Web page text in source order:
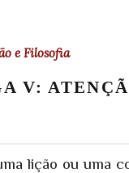
e Filosofia
V:
lição ou uma